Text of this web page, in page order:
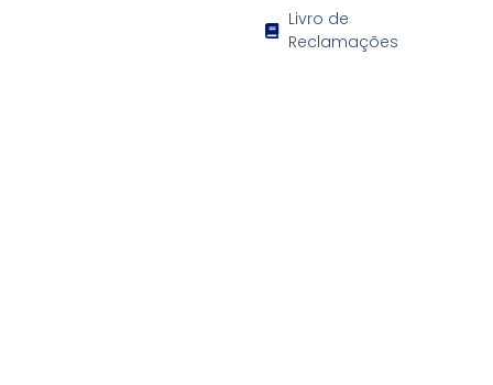
Livro de
Reclamações